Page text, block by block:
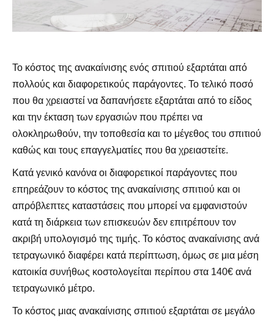
Το κόστος της ανακαίνισης ενός σπιτιού εξαρτάται από
πολλούς και διαφορετικούς παράγοντες. Το τελικό ποσό
που θα χρειαστεί να δαπανήσετε εξαρτάται από το είδος
και την έκταση των εργασιών που πρέπει να
ολοκληρωθούν, την τοποθεσία και το μέγεθος του σπιτιού
καθώς και τους επαγγελματίες που θα χρειαστείτε.
Κατά γενικό κανόνα οι διαφορετικοί παράγοντες που
επηρεάζουν το κόστος της ανακαίνισης σπιτιού και οι
απρόβλεπτες καταστάσεις που μπορεί να εμφανιστούν
κατά τη διάρκεια των επισκευών δεν επιτρέπουν τον
ακριβή υπολογισμό της τιμής. Το κόστος ανακαίνισης ανά
τετραγωνικό διαφέρει κατά περίπτωση, όμως σε μια μέση
κατοικία συνήθως κοστολογείται περίπου στα 140€ ανά
τετραγωνικό μέτρο.
Το κόστος μιας ανακαίνισης σπιτιού εξαρτάται σε μεγάλο